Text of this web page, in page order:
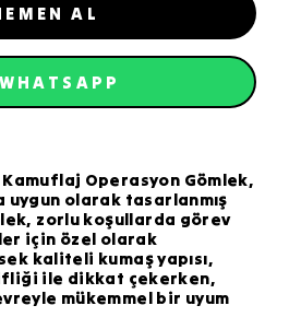
AL
WHATSAPP
Operasyon Gömlek,
olarak tasarlanmış
zorlu koşullarda görev
için özel olarak
kaliteli kumaş yapısı,
ile dikkat çekerken,
mükemmel bir uyum